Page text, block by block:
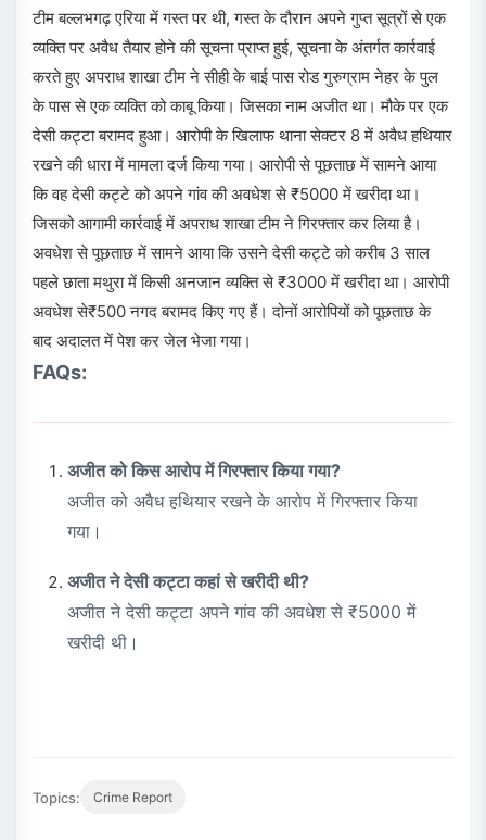
टीम बल्लभगढ़ एरिया में गस्त पर थी, गस्त के दौरान अपने गुप्त सूत्रों से एक
व्यक्ति पर अवैध तैयार होने की सूचना प्राप्त हुई, सूचना के अंतर्गत कार्रवाई
करते हुए अपराध शाखा टीम ने सीही के बाई पास रोड गुरुग्राम नेहर के पुल
के पास से एक व्यक्ति को काबू किया। जिसका नाम अजीत था। मौके पर एक
देसी कट्टा बरामद हुआ। आरोपी के खिलाफ थाना सेक्टर 8 में अवैध हथियार
रखने की धारा में मामला दर्ज किया गया। आरोपी से पूछताछ में सामने आया
कि वह देसी कट्टे को अपने गांव की अवधेश से ₹5000 में खरीदा था।
जिसको आगामी कार्रवाई में अपराध शाखा टीम ने गिरफ्तार कर लिया है।
अवधेश से पूछताछ में सामने आया कि उसने देसी कट्टे को करीब 3 साल
पहले छाता मथुरा में किसी अनजान व्यक्ति से ₹3000 में खरीदा था। आरोपी
अवधेश से₹500 नगद बरामद किए गए हैं। दोनों आरोपियों को पूछताछ के
बाद अदालत में पेश कर जेल भेजा गया।
FAQs:
अजीत को किस आरोप में गिरफ्तार किया गया?
अजीत को अवैध हथियार रखने के आरोप में गिरफ्तार किया
गया।
अजीत ने देसी कट्टा कहां से खरीदी थी?
अजीत ने देसी कट्टा अपने गांव की अवधेश से ₹5000 में
खरीदी थी।
Topics: Crime Report